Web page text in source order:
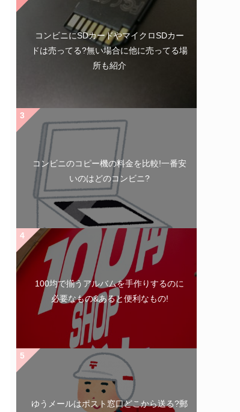
コンビニにSDカードやマイクロSDカー
ドは売ってる?無い場合に他に売ってる場
所も紹介
コンビニのコピー機の料金を比較!一番安
いのはどのコンビニ?
100均で揃うアルバムを手作りするのに
必要なもの&あると便利なもの!
ゆうメールはポスト窓口どこから送る?郵